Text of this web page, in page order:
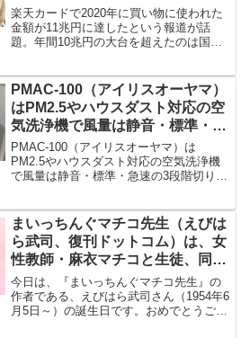
台を超えたのは国内初です
楽天カードで2020年に買い物に使われた
金額が11兆円に達したという報道が話
題。年間10兆円の大台を超えたのは国内
出を控えた「巣ごもり需要」が利用を伸
ばしたとのこと。
PMAC-100（アイリスオーヤマ）
はPM2.5やハウスダスト対応の空
気洗浄機で風量は静音・標準・急
速の3段階切り替えが可能
PMAC-100（アイリスオーヤマ）は
PM2.5やハウスダスト対応の空気洗浄機
で風量は静音・標準・急速の3段階切り替
す。切タイマーもつき安全なチャイルド
ロック機能付きです。
まいっちんぐマチコ先生（えびは
ら武司、復刊ドットコム）は、女
性教師・麻衣マチコと生徒、同僚
男性教師らとのエッチな騒動を描
く
今日は、『まいっちんぐマチコ先生』の
作者である、えびはら武司さん（1954年6
月5日～）の誕生日です。おめでとうござ